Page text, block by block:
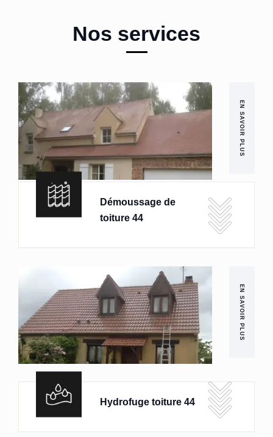
Nos services
EN SAVOIR PLUS
Démoussage de
toiture 44
EN SAVOIR PLUS
Hydrofuge toiture 44